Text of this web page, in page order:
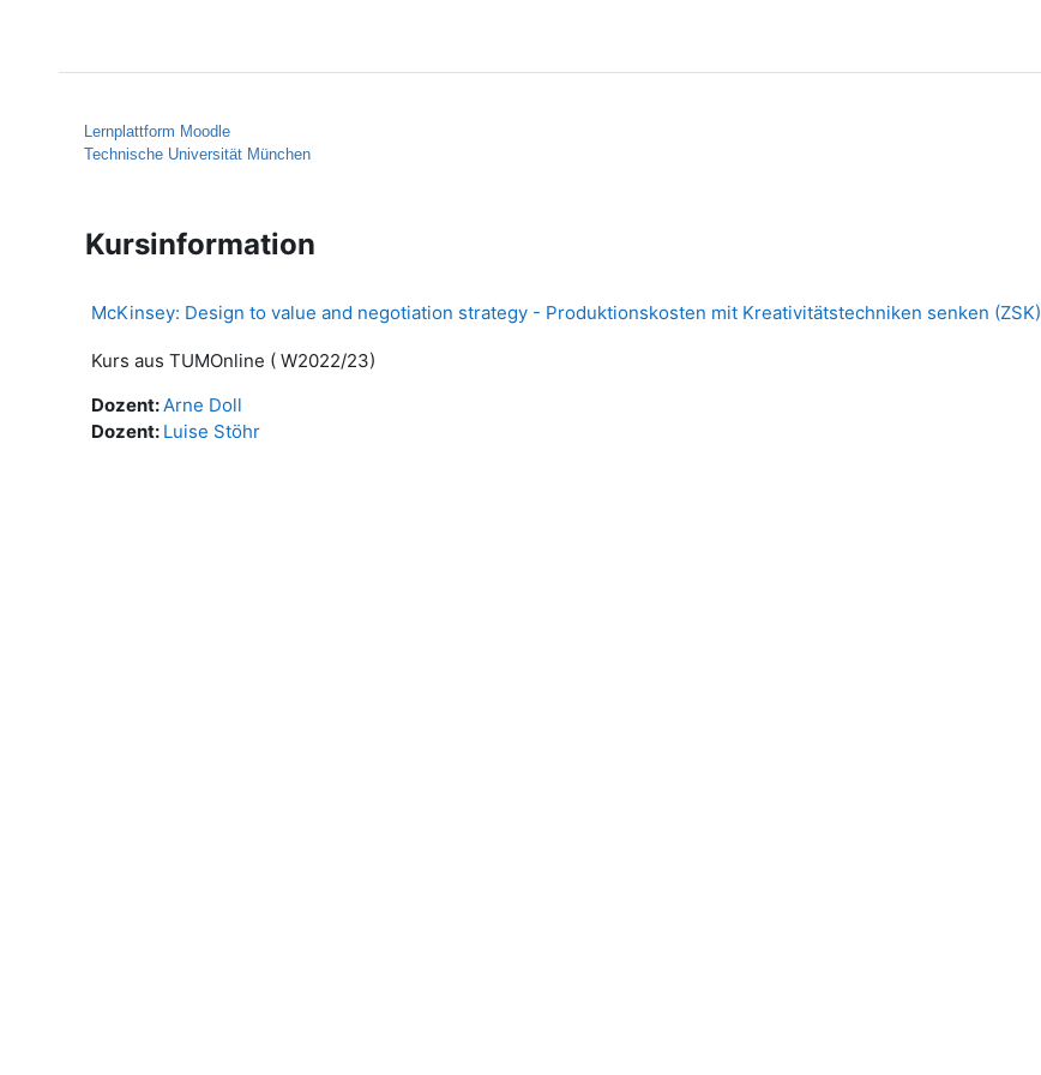
Lernplattform Moodle
Technische Universität München
Kursinformation
McKinsey: Design to value and negotiation strategy - Produktionskosten mit Kreativitätstechniken senken (ZSK)
Kurs aus TUMOnline ( W2022/23)
Dozent:Arne Doll
Dozent: Luise Stöhr